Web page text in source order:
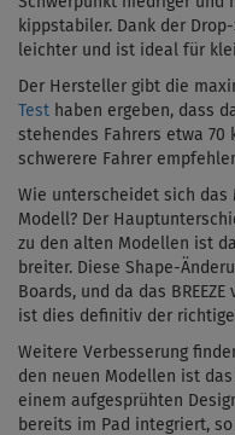
kippstabiler. Dank der
leichter und ist ideal für
Der Hersteller gibt die
Test haben ergeben, dass
stehendes Fahrers etwa 70
schwerere Fahrer
Wie unterscheidet sich das
Modell? Der
zu den alten Modellen ist
breiter. Diese Shape-
Boards, und da das
ist dies definitiv der richtige
Weitere Verbesserung
den neuen Modellen ist
einem aufgesprühten
bereits im Pad integriert,